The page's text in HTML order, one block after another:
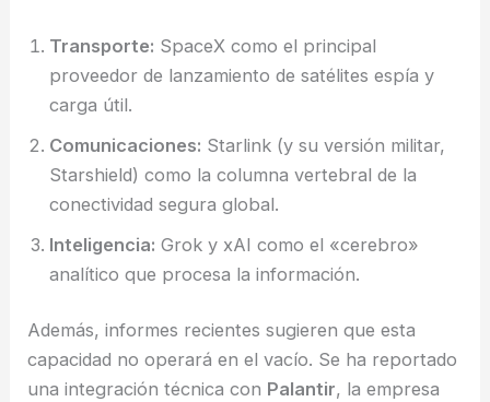
Transporte: SpaceX como el principal
proveedor de lanzamiento de satélites espía y
carga útil.
Comunicaciones: Starlink (y su versión militar,
Starshield) como la columna vertebral de la
conectividad segura global.
Inteligencia: Grok y xAI como el «cerebro»
analítico que procesa la información.
Además, informes recientes sugieren que esta
capacidad no operará en el vacío. Se ha reportado
una integración técnica con Palantir, la empresa